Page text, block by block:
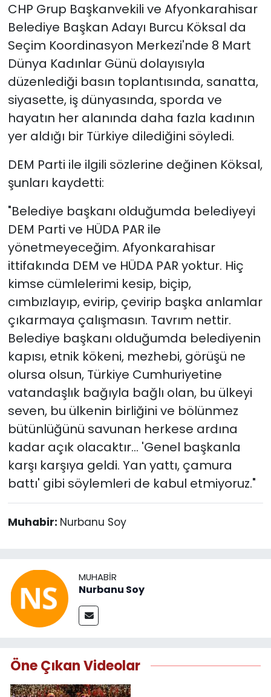
CHP Grup Başkanvekili ve Afyonkarahisar
Belediye Başkan Adayı Burcu Köksal da
Seçim Koordinasyon Merkezi'nde 8 Mart
Dünya Kadınlar Günü dolayısıyla
düzenlediği basın toplantısında, sanatta,
siyasette, iş dünyasında, sporda ve
hayatın her alanında daha fazla kadının
yer aldığı bir Türkiye dilediğini söyledi.
DEM Parti ile ilgili sözlerine değinen Köksal,
şunları kaydetti:
"Belediye başkanı olduğumda belediyeyi
DEM Parti ve HÜDA PAR ile
yönetmeyeceğim. Afyonkarahisar
ittifakında DEM ve HÜDA PAR yoktur. Hiç
kimse cümlelerimi kesip, biçip,
cımbızlayıp, evirip, çevirip başka anlamlar
çıkarmaya çalışmasın. Tavrım nettir.
Belediye başkanı olduğumda belediyenin
kapısı, etnik kökeni, mezhebi, görüşü ne
olursa olsun, Türkiye Cumhuriyetine
vatandaşlık bağıyla bağlı olan, bu ülkeyi
seven, bu ülkenin birliğini ve bölünmez
bütünlüğünü savunan herkese ardına
kadar açık olacaktır… 'Genel başkanla
karşı karşıya geldi. Yan yattı, çamura
battı' gibi söylemleri de kabul etmiyoruz."
Muhabir: Nurbanu Soy
MUHABIR
Nurbanu Soy
Öne Çıkan Videolar